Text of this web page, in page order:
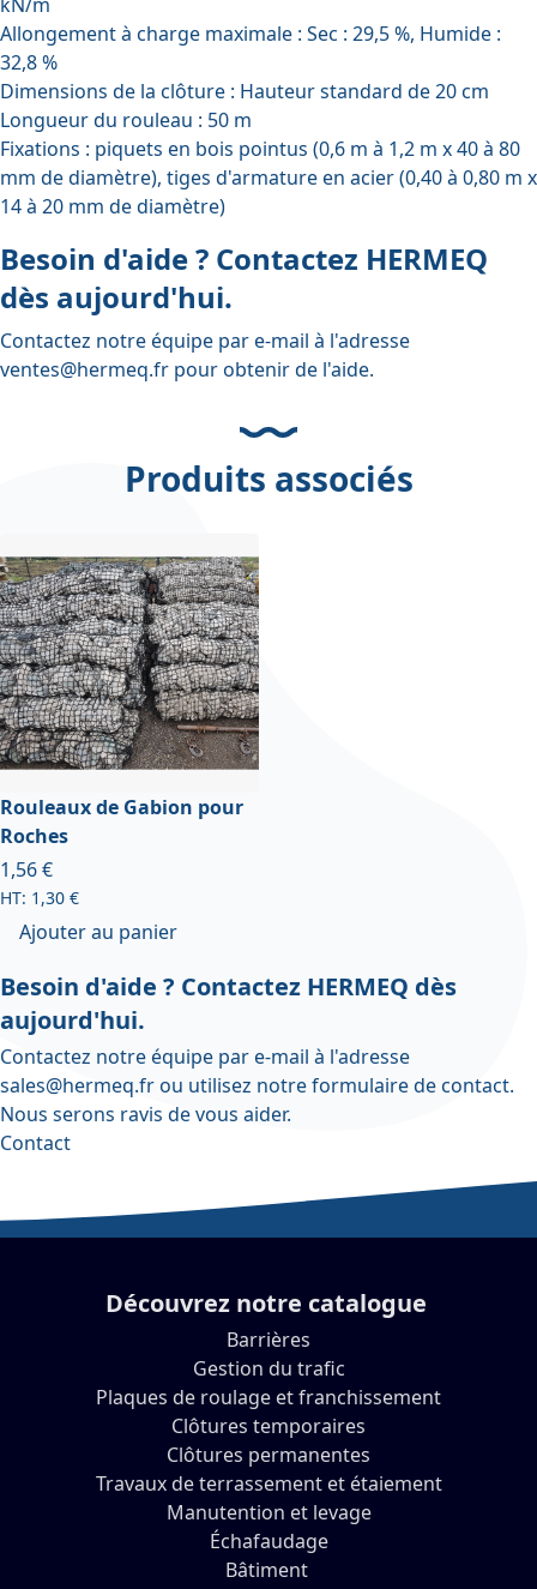
Allongement à charge maximale : Sec : 29,5 %, Humide :
32,8 %
Dimensions de la clôture : Hauteur standard de 20 cm
Longueur du rouleau : 50 m
Fixations : piquets en bois pointus (0,6 m à 1,2 m x 40 à 80
mm de diamètre), tiges d'armature en acier (0,40 à 0,80 m x
14 à 20 mm de diamètre)
Besoin d'aide ? Contactez HERMEQ
dès aujourd'hui.
Contactez notre équipe par e-mail à l'adresse
ventes@hermeq.fr pour obtenir de l'aide.
Produits associés
Rouleaux de Gabion pour
Roches
1,56 €
1,30 €
Ajouter au panier
Besoin d'aide ? Contactez HERMEQ dès
aujourd'hui.
Contactez notre équipe par e-mail à l'adresse
sales@hermeq.frou utilisez notreformulaire de contact.
Nous serons ravis de vous aider.
Contact
Découvrez notre catalogue
Barrières
Gestion du trafic
Plaques de roulage et franchissement
Clôtures temporaires
Clôtures permanentes
Travaux de terrassement et étaiement
Manutention et levage
Échafaudage
Bâtiment